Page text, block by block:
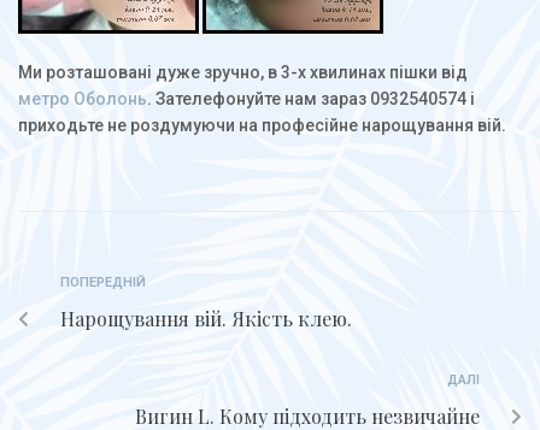
Ми розташовані дуже зручно, в 3-х хвилинах пішки від
метро Оболонь. Зателефонуйте нам зараз 0932540574 і
приходьте не роздумуючи на професійне нарощування вій.
ПОПЕРЕДНІЙ
Нарощування вій. Якість клею.
ДАЛІ
Вигин L. Кому підходить незвичайне